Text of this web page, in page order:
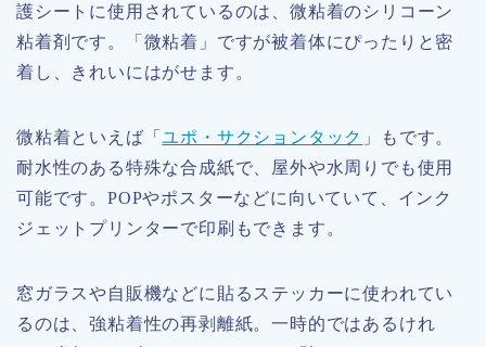
護シートに使用されているのは、微粘着のシリコーン
粘着剤です。「微粘着」ですが被着体にぴったりと密
着し、きれいにはがせます。
微粘着といえば「ユポ・サクションタック 」もです。
耐水性のある特殊な合成紙で、屋外や水周りでも使用
可能です。POPやポスターなどに向いていて、インク
ジェットプリンターで印刷もできます。
窓ガラスや自販機などに貼るステッカーに使われてい
るのは、強粘着性の再剥離紙。一時的ではあるけれ